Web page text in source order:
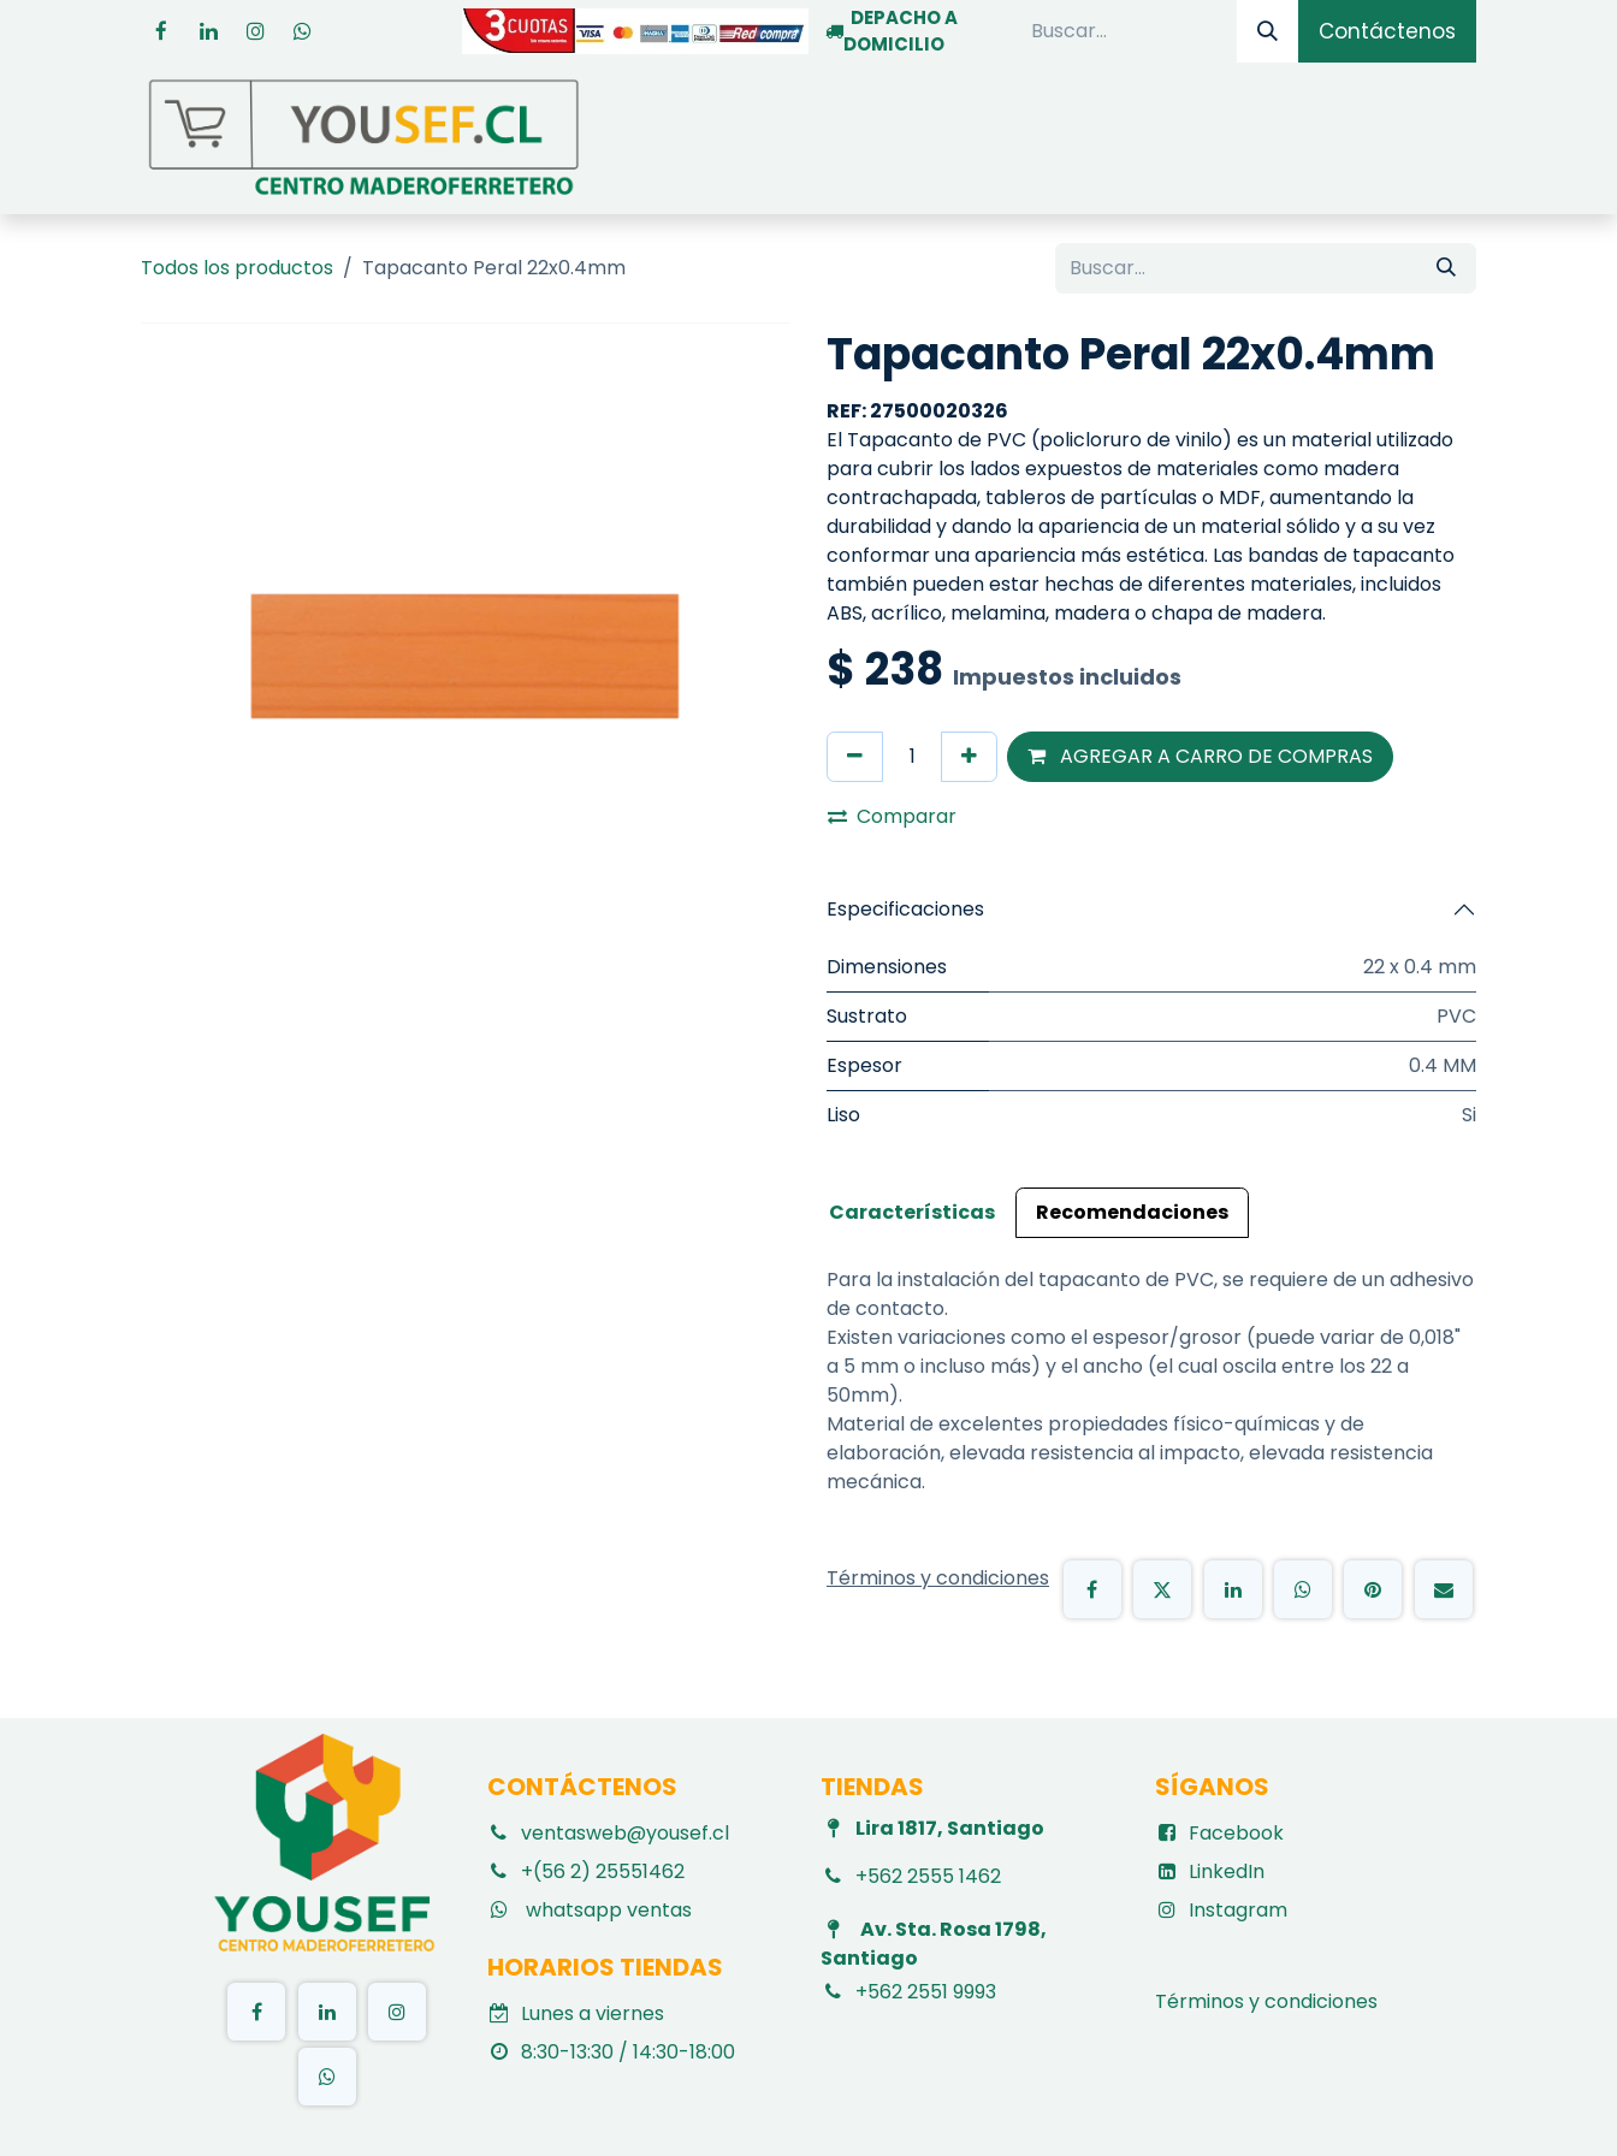
DEPACHO A
DOMICILIO
Contáctenos
Todos los productos Tapacanto Peral 22x0.4mm
Tapacanto Peral 22x0.4mm
REF: 27500020326
El Tapacanto de PVC (policloruro de vinilo) es un material utilizado
para cubrir los lados expuestos de materiales como madera
contrachapada, tableros de partículas o MDF, aumentando la
durabilidad y dando la apariencia de un material sólido y a su vez
conformar una apariencia más estética. Las bandas de tapacanto
también pueden estar hechas de diferentes materiales, incluidos
ABS, acrílico, melamina, madera o chapa de madera.
$ 238 Impuestos incluidos
AGREGAR A CARRO DE COMPRAS
Comparar
Especificaciones
Dimensiones
22 x 0.4 mm
Sustrato
PVC
Espesor
0.4 MM
Liso
Si
Características Recomendaciones
Para la instalación del tapacanto de PVC, se requiere de un adhesivo
de contacto.
Existen variaciones como el espesor/grosor (puede variar de 0,018"
a 5 mm o incluso más) y el ancho (el cual oscila entre los 22 a
50mm).
Material de excelentes propiedades físico-químicas y de
elaboración, elevada resistencia al impacto, elevada resistencia
mecánica.
Términos y condiciones
CONTÁCTENOS
ventasweb@yousef.cl
+(56 2) 25551462
whatsapp ventas
HORARIOS TIENDAS
Lunes a viernes
8:30-13:30 / 14:30-18:00
TIENDAS
Lira 1817, Santiago
+562 2555 1462
Av. Sta. Rosa 1798,
Santiago
+562 2551 9993
SÍGANOS
Facebook
LinkedIn
Instagram
Términos y condiciones